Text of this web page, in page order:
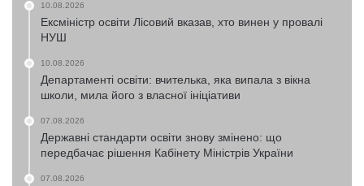
10.08.2026
Ексміністр освіти Лісовий вказав, хто винен у провалі
НУШ
10.08.2026
Департаменті освіти: вчителька, яка випала з вікна
школи, мила його з власної ініціативи
07.08.2026
Державні стандарти освіти знову змінено: що
передбачає рішення Кабінету Міністрів України
07.08.2026